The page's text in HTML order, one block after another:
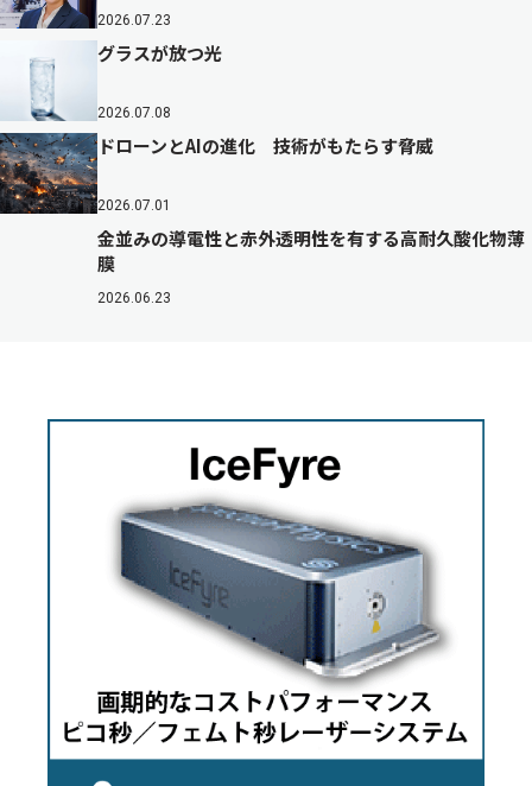
2026.07.23
グラスが放つ光
2026.07.08
ドローンとAIの進化 技術がもたらす脅威
2026.07.01
金並みの導電性と赤外透明性を有する高耐久酸化物薄
膜
2026.06.23